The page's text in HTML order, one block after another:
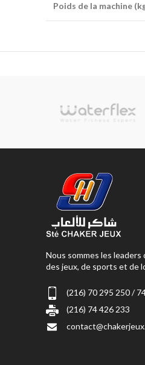
Poids de la machine
Nous sommes les leaders
des jeux, de sports et de
(216) 70 295 250 /
(216) 74 426 233